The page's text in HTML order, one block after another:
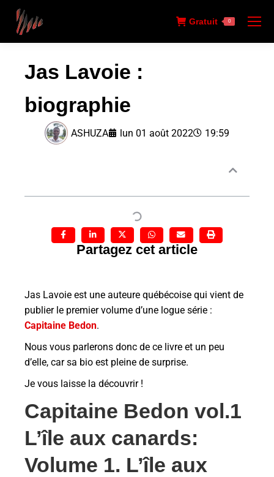
Gratuit 0
Jas Lavoie :
biographie
ASHUZA lun 01 août 2022 19:59
Partagez cet article
Jas Lavoie est une auteure québécoise qui vient de
publier le premier volume d’une logue série :
Capitaine Bedon.
Nous vous parlerons donc de ce livre et un peu
d’elle, car sa bio est pleine de surprise.
Je vous laisse la découvrir !
Capitaine Bedon vol.1
L’île aux canards:
Volume 1. L’île aux